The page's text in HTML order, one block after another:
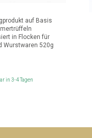
auf Basis
in Flocken für
Wurstwaren 520g
in 3-4 Tagen